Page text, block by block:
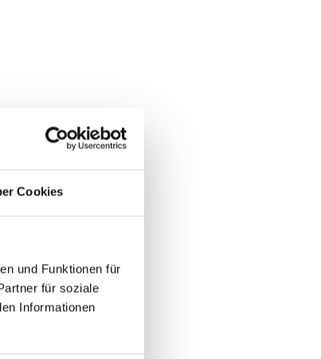
Cookies
und Funktionen für
für soziale
Informationen